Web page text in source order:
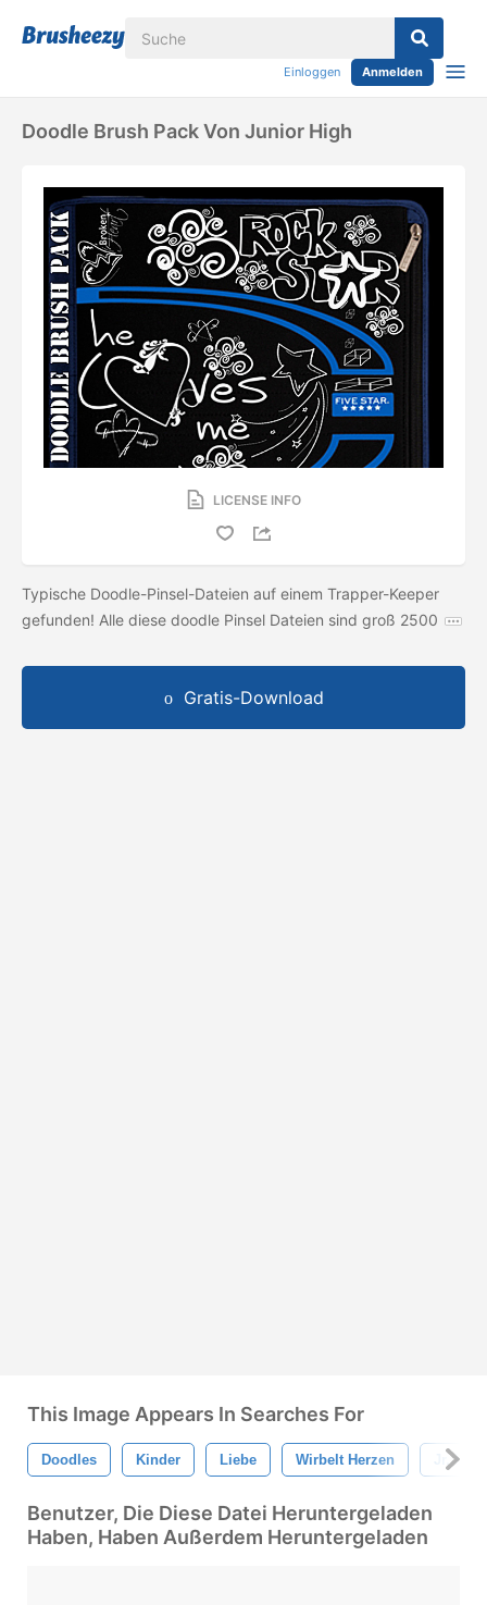
Einloggen Anmelden
Doodle Brush Pack Von Junior High
LICENSE INFO
Typische Doodle-Pinsel-Dateien auf einem Trapper-Keeper
gefunden! Alle diese doodle Pinsel Dateien sind groß 2500
Gratis-Download
This Image Appears In Searches For
Doodles Kinder Liebe Wirbelt Herzen Jr.
Benutzer, Die Diese Datei Heruntergeladen
Haben, Haben Außerdem Heruntergeladen